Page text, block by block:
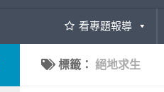
看專題報導
標籤： 絕地求生